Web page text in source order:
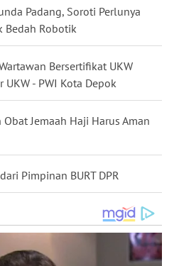
Padang, Soroti Perlunya
Bedah Robotik
Bersertifikat UKW
- PWI Kota Depok
Jemaah Haji Harus Aman
Pimpinan BURT DPR